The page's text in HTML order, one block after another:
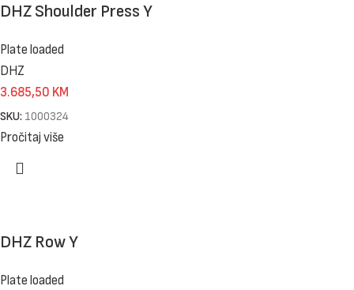
DHZ Shoulder Press Y
Plate loaded
DHZ
3.685,50 KM
SKU: 1000324
Pročitaj više
DHZ Row Y
Plate loaded